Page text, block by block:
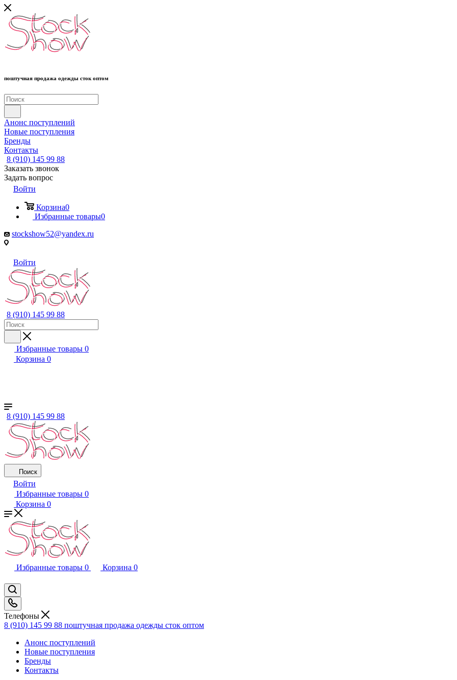
поштучная продажа одежды сток оптом
Анонс поступлений
Новые поступления
Бренды
Контакты
8 (910) 145 99 88
Заказать звонок
Задать вопрос
Войти
Корзина0
Избранные товары0
stockshow52@yandex.ru
Войти
8 (910) 145 99 88
Избранные товары 0
Корзина 0
8 (910) 145 99 88
Поиск
Войти
Избранные товары 0
Корзина 0
Избранные товары 0 Корзина 0
Телефоны
8 (910) 145 99 88 поштучная продажа одежды сток оптом
Анонс поступлений
Новые поступления
Бренды
Контакты